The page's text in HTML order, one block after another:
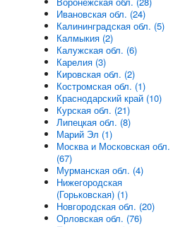
Ивановская обл. (24)
Калининградская обл. (5)
Калмыкия (2)
Калужская обл. (6)
Карелия (3)
Кировская обл. (2)
Костромская обл. (1)
Краснодарский край (10)
Курская обл. (21)
Липецкая обл. (8)
Марий Эл (1)
Москва и Московская обл.
(67)
Мурманская обл. (4)
Нижегородская
(Горьковская) (1)
Новгородская обл. (20)
Орловская обл. (76)